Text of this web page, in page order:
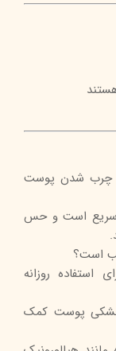
چرب شدن پوست
سریع است و حس
است؟
استفاده روزانه
خشکی پوست کمک